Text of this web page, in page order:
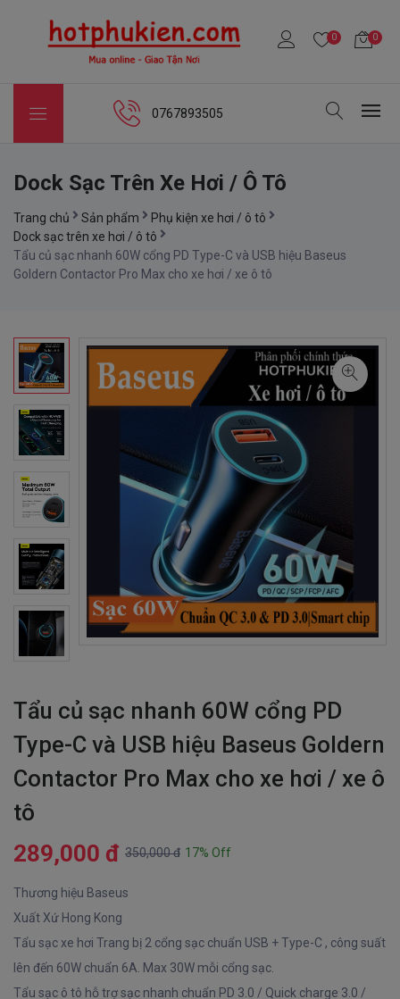
0 0
0767893505
Dock Sạc Trên Xe Hơi / Ô Tô
Trang chủ Sản phẩm
Phụ kiện xe hơi / ô tô
Dock sạc trên xe hơi / ô tô
Tẩu củ sạc nhanh 60W cổng PD Type-C và USB hiệu Baseus
Goldern Contactor Pro Max cho xe hơi / xe ô tô
Tẩu củ sạc nhanh 60W cổng PD
Type-C và USB hiệu Baseus Goldern
Contactor Pro Max cho xe hơi / xe ô
tô
289,000 đ 350,000 đ 17% Off
Thương hiệu Baseus
Xuất Xứ Hong Kong
Tẩu sạc xe hơi Trang bị 2 cổng sạc chuẩn USB + Type-C , công suất
lên đến 60W chuẩn 6A. Max 30W mỗi cổng sạc.
Tẩu sạc ô tô hỗ trợ sạc nhanh chuẩn PD 3.0 / Quick charge 3.0 /